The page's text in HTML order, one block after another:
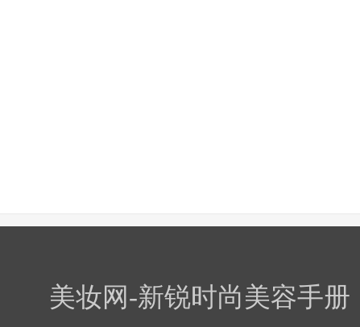
美妆网-新锐时尚美容手册